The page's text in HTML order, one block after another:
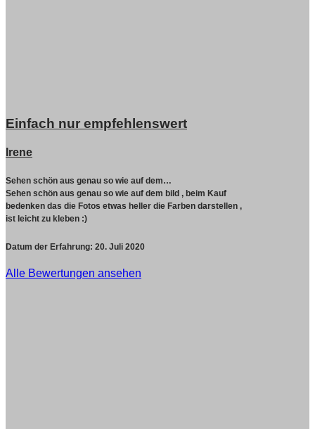
Einfach nur empfehlenswert
Irene
Sehen schön aus genau so wie auf dem…
Sehen schön aus genau so wie auf dem bild , beim Kauf
bedenken das die Fotos etwas heller die Farben darstellen ,
ist leicht zu kleben :)
Datum der Erfahrung: 20. Juli 2020
Alle Bewertungen ansehen